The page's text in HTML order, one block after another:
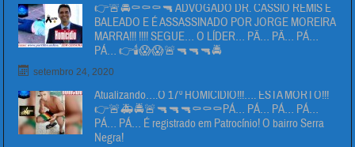
👉🚨🚔⚰⚰⚰🔫 ADVOGADO DR. CÁSSIO REMIS É
BALEADO E É ASSASSINADO POR JORGE MOREIRA
MARRA!!! !!!! SEGUE… O LÍDER… PÄ… PÄ… PÁ…
PÁ… 👉🕯😱😱🚨🔫🔫🔫🚔
setembro 24, 2020
Atualizando….O 17º HOMICIDIO!!!…. ESTA MORTO!!!
👉🚨🚑🚔🚨🔫🔫🔫⚰⚰⚰PÁ… PÁ… PÁ… PÁ…
PÁ… PÁ… É registrado em Patrocínio! O bairro Serra
Negra!